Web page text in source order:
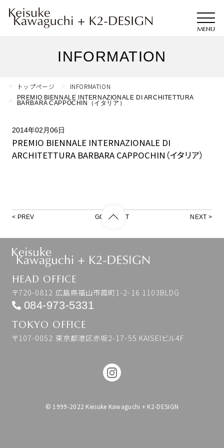
INFORMATION
トップページ INFORMATION
PREMIO BIENNALE INTERNAZIONALE DI ARCHITETTURA
BARBARA CAPPOCHIN（イタリア）
2014年02月06日
PREMIO BIENNALE INTERNAZIONALE DI
ARCHITETTURA BARBARA CAPPOCHIN（イタリア）
PREV GO TO LIST NEXT
HEAD OFFICE
〒720-0812 広島県福山市霞町1-2-16 1103BLDG
084-973-5331
TOKYO OFFICE
〒107-0052 東京都港区赤坂2-17-55 KAISEIビル4F
© 1999-2022 Keisuke Kawaguchi + K2-DESIGN